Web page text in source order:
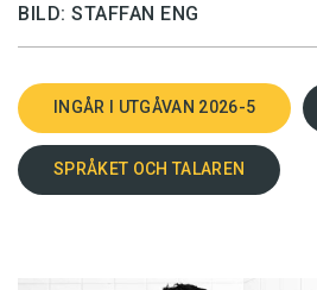
BILD: STAFFAN ENG
INGÅR I UTGÅVAN 2026-5
SPRÅKET OCH TALAREN